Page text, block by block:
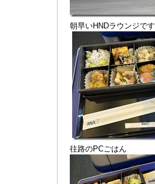
朝早いHNDラウンジです
往路のPCごはん